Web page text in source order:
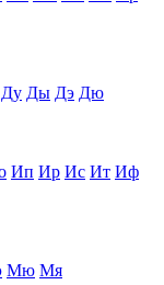
Ду Ды Дэ Дю
Ип Ир Ис Ит Иф
Мю Мя